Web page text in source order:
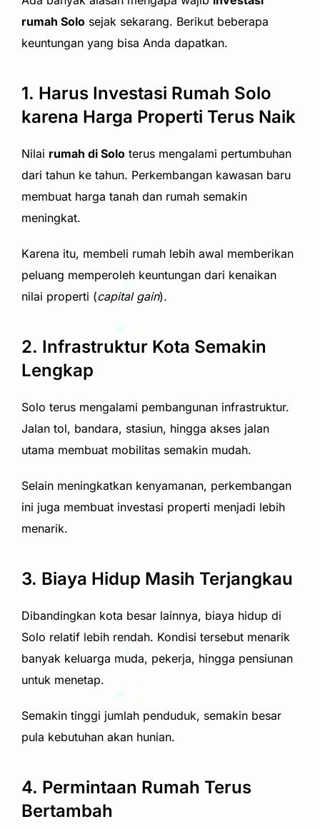
rumah Solo sejak sekarang. Berikut beberapa
keuntungan yang bisa Anda dapatkan.
1. Harus Investasi Rumah Solo
karena Harga Properti Terus Naik
Nilai rumah di Solo terus mengalami pertumbuhan
dari tahun ke tahun. Perkembangan kawasan baru
membuat harga tanah dan rumah semakin
meningkat.
Karena itu, membeli rumah lebih awal memberikan
peluang memperoleh keuntungan dari kenaikan
nilai properti (capital gain).
2. Infrastruktur Kota Semakin
Lengkap
Solo terus mengalami pembangunan infrastruktur.
Jalan tol, bandara, stasiun, hingga akses jalan
utama membuat mobilitas semakin mudah.
Selain meningkatkan kenyamanan, perkembangan
ini juga membuat investasi properti menjadi lebih
menarik.
3. Biaya Hidup Masih Terjangkau
Dibandingkan kota besar lainnya, biaya hidup di
Solo relatif lebih rendah. Kondisi tersebut menarik
banyak keluarga muda, pekerja, hingga pensiunan
untuk menetap.
Semakin tinggi jumlah penduduk, semakin besar
pula kebutuhan akan hunian.
4. Permintaan Rumah Terus
Bertambah